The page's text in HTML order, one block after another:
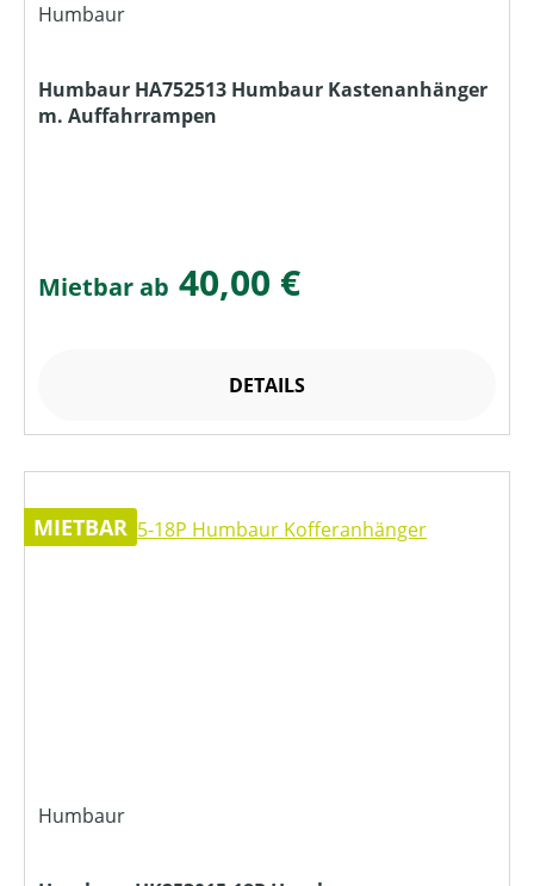
Humbaur
Humbaur HA752513 Humbaur Kastenanhänger
m. Auffahrrampen
Mietbar ab 40,00 €
DETAILS
MIETBAR
Humbaur